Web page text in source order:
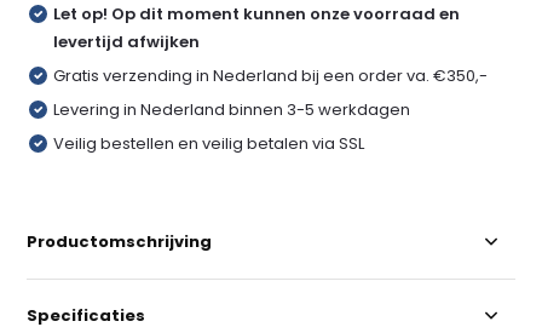
Let op! Op dit moment kunnen onze voorraad en
levertijd afwijken
Gratis verzending in Nederland bij een order va. €350,-
Levering in Nederland binnen 3-5 werkdagen
Veilig bestellen en veilig betalen via SSL
Productomschrijving
Specificaties